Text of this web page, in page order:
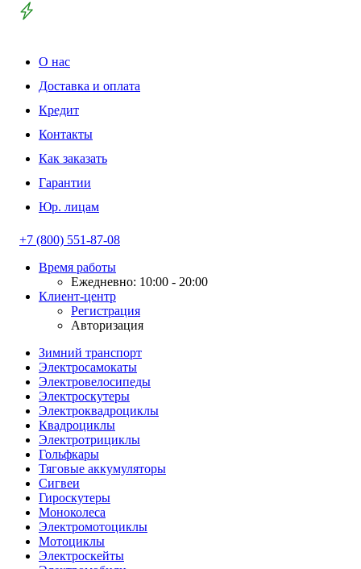
О нас
Доставка и оплата
Кредит
Контакты
Как заказать
Гарантии
Юр. лицам
+7 (800) 551-87-08
Время работы
Ежедневно: 10:00 - 20:00
Клиент-центр
Регистрация
Авторизация
Зимний транспорт
Электросамокаты
Электровелосипеды
Электроскутеры
Электроквадроциклы
Квадроциклы
Электротрициклы
Гольфкары
Тяговые аккумуляторы
Сигвеи
Гироскутеры
Моноколеса
Электромотоциклы
Мотоциклы
Электроскейты